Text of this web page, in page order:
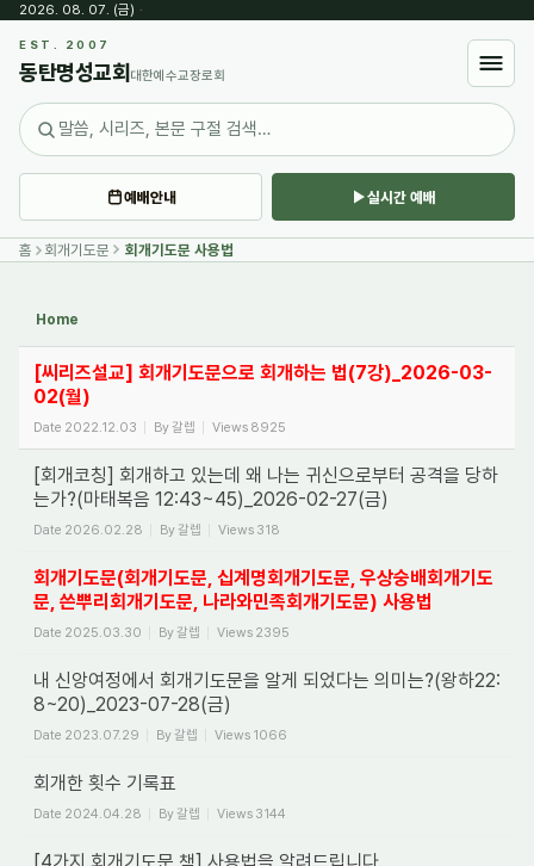
2026. 08. 07. (금) ·
EST. 2007
동탄명성교회 대한예수교장로회
예배안내 실시간 예배
홈 회개기도문 회개기도문 사용법
Home
[씨리즈설교] 회개기도문으로 회개하는 법(7강)_2026-03-
02(월)
Date 2022.12.03 By갈렙 Views 8925
[회개코칭] 회개하고 있는데 왜 나는 귀신으로부터 공격을 당하
는가?(마태복음 12:43~45)_2026-02-27(금)
Date 2026.02.28 By갈렙 Views 318
회개기도문(회개기도문, 십계명회개기도문, 우상숭배회개기도
문, 쓴뿌리회개기도문, 나라와민족회개기도문) 사용법
Date 2025.03.30 By갈렙 Views 2395
내 신앙여정에서 회개기도문을 알게 되었다는 의미는?(왕하22:
8~20)_2023-07-28(금)
Date 2023.07.29 By갈렙 Views 1066
회개한 횟수 기록표
Date 2024.04.28 By갈렙 Views 3144
Sketchbook5, 스케치북5
Sketchbook5, 스케치북5